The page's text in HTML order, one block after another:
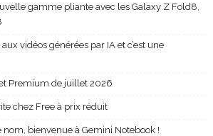
gamme pliante avec les Galaxy Z Fold8,
vidéos générées par IA et c’est une
Premium de juillet 2026
chez Free à prix réduit
bienvenue à Gemini Notebook !